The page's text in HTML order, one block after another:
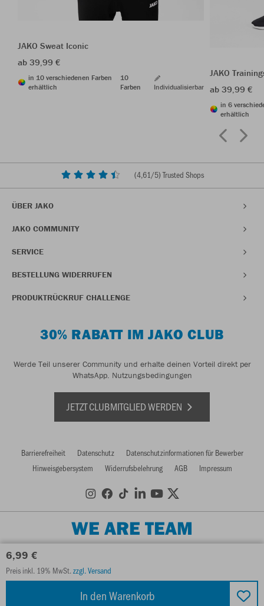
6,99 €
Preis inkl. 19% MwSt.zzgl. Versand
In den Warenkorb
JAKO Sweat Iconic
ab 39,99 €
in 10 verschiedenen Farben
erhältlich
10
Farben
Individualisierbar
JAKO
ab 39,99 €
in 6
erhältlich
(4,61/5) Trusted Shops
ÜBER JAKO
JAKO COMMUNITY
SERVICE
BESTELLUNG WIDERRUFEN
PRODUKTRÜCKRUF CHALLENGE
30% RABATT IM JAKO CLUB
Werde Teil unserer Community und erhalte deinen Vorteil direkt per
WhatsApp. Nutzungsbedingungen
JETZT CLUBMITGLIED WERDEN
Barrierefreiheit Datenschutz
Datenschutzinformationen für Bewerber
Hinweisgebersystem
Widerrufsbelehrung AGB Impressum
WE ARE TEAM